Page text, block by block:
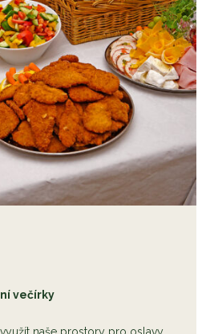
večírky